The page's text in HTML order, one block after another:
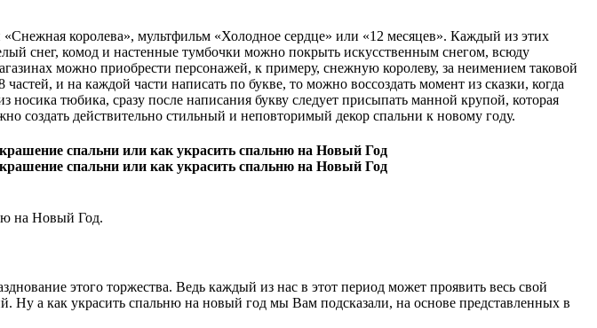
«Снежная королева», мультфильм «Холодное сердце» или «12 месяцев». Каждый из этих
снег, комод и настенные тумбочки можно покрыть искусственным снегом, всюду
можно приобрести персонажей, к примеру, снежную королеву, за неимением таковой
и на каждой части написать по букве, то можно воссоздать момент из сказки, когда
тюбика, сразу после написания букву следует присыпать манной крупой, которая
создать действительно стильный и неповторимый декор спальни к новому году.
на Новый Год.
этого торжества. Ведь каждый из нас в этот период может проявить весь свой
Ну а как украсить спальню на новый год мы Вам подсказали, на основе представленных в